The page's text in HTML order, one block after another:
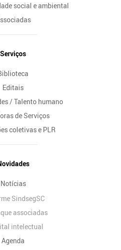
social e ambiental
Serviços
Editais
/ Talento humano
de Serviços
coletivas e PLR
Notícias
SindsegSC
associadas
intelectual
Agenda